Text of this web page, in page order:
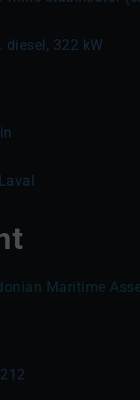
diesel, 322 kW
Maritime